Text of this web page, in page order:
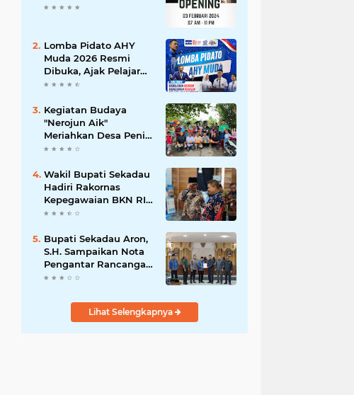
Lomba Pidato AHY
Muda 2026 Resmi
Dibuka, Ajak Pelajar
Sekadau Suarakan
Depan Bangsa
Kegiatan Budaya
"Nerojun Aik"
Meriahkan Desa Peniti:
Tradisi Melayu yang
Wakil Bupati Sekadau
Hadiri Rakornas
Kepegawaian BKN RI
di Jakarta
Bupati Sekadau Aron,
S.H. Sampaikan Nota
Pengantar Rancangan
Awal RPJPD
2025-2045
Lihat Selengkapnya